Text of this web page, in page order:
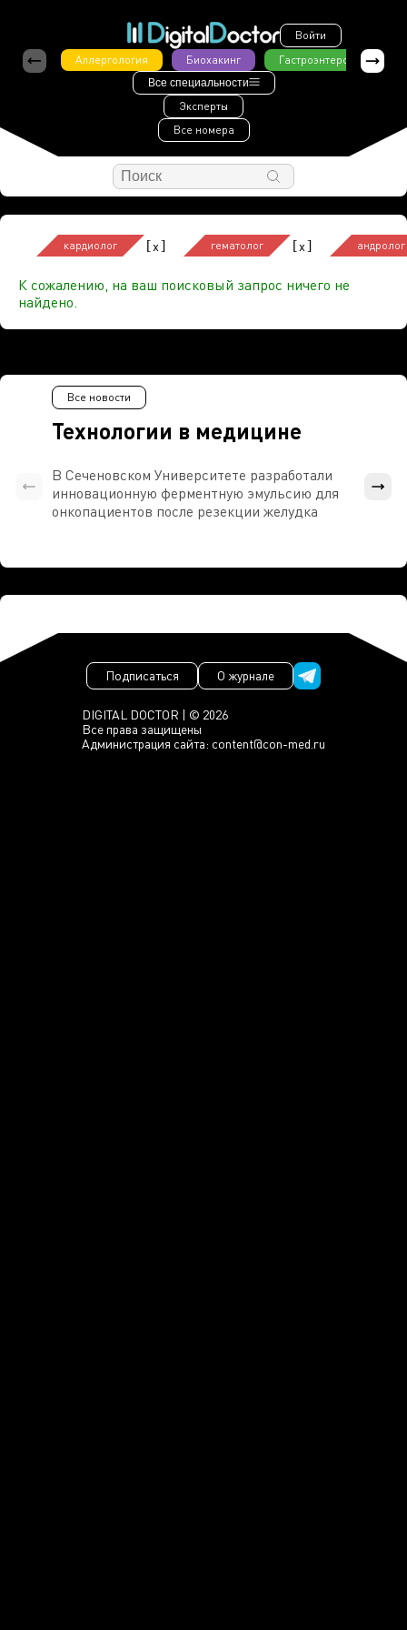
Войти
Аллергология
Биохакинг Гастроэнтерология
Все специальности
Эксперты
Все номера
кардиолог [x] гематолог [x] андролог
К сожалению, на ваш поисковый запрос ничего не
найдено.
Технологии в медицине
Все новости
В Сеченовском Университете разработали
инновационную ферментную эмульсию для
онкопациентов после резекции желудка
DIGITAL DOCTOR | © 2026
Все права защищены
Администрация сайта: content@con-med.ru
Подписаться О журнале